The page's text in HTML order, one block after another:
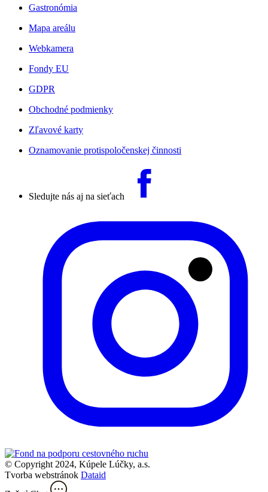
Gastronómia
Mapa areálu
Webkamera
Fondy EU
GDPR
Obchodné podmienky
Zľavové karty
Oznamovanie protispoločenskej činnosti
Sledujte nás aj na sieťach
© Copyright 2024, Kúpele Lúčky, a.s.
Tvorba webstránok Dataid